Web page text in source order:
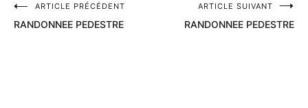
ARTICLE PRÉCÉDENT
RANDONNEE PEDESTRE
ARTICLE SUIVANT
RANDONNEE PEDESTRE